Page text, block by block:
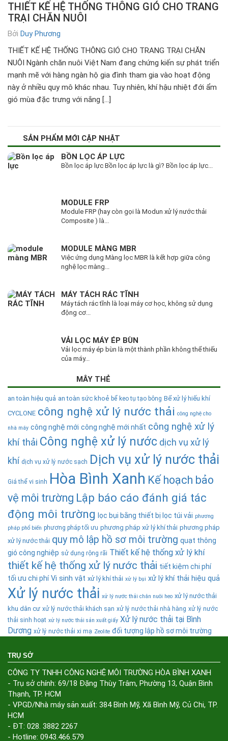
THIẾT KẾ HỆ THỐNG THÔNG GIÓ CHO TRANG
TRẠI CHĂN NUÔI
Bởi Duy Phương
THIẾT KẾ HỆ THỐNG THÔNG GIÓ CHO TRANG TRẠI CHĂN
NUÔI Ngành chăn nuôi Việt Nam đang chứng kiến sự phát triển
mạnh mẽ với hàng ngàn hộ gia đình tham gia vào hoạt động
này ở nhiều quy mô khác nhau. Tuy nhiên, khí hậu nhiệt đới ẩm
gió mùa đặc trưng với nắng […]
SẢN PHẨM MỚI CẬP NHẬT
BỒN LỌC ÁP LỰC
Bồn lọc áp lực Bồn lọc áp lực là gì? Bồn lọc áp lực...
MODULE FRP
Module FRP (hay còn gọi là Modun xử lý nước thải
Composite ) là...
MODULE MÀNG MBR
Việc ứng dụng Màng lọc MBR là kết hợp giữa công
nghệ lọc màng...
MÁY TÁCH RÁC TĨNH
Máy tách rác tĩnh là loại máy cơ học, không sử dụng
động cơ...
VẢI LỌC MÁY ÉP BÙN
Vải lọc máy ép bùn là một thành phần không thể thiếu
của máy...
MÂY THẺ
an toàn hiệu quả an toàn sức khoẻ bể keo tụ tạo bông Bể xử lý hiếu khí
CYCLONE công nghệ xử lý nước thải công nghệ cho
nhà máy công nghệ mới công nghệ mới nhất công nghệ xử lý
khí thải Công nghệ xử lý nước dịch vụ xử lý
khí dịch vụ xử lý nước sạch Dịch vụ xử lý nước thải
Giá thể vi sinh Hòa Bình Xanh Kế hoạch bảo
vệ môi trường Lập báo cáo đánh giá tác
động môi trường lọc bụi bằng thiết bị lọc túi vải phương
pháp phổ biến phương pháp tối ưu phương pháp xử lý khí thải phương pháp
xử lý nước thải quy mô lập hồ sơ môi trường quạt thông
gió công nghiệp sử dụng rộng rãi Thiết kế hệ thống xử lý khí
thiết kế hệ thống xử lý nước thải tiết kiệm chi phí
tối ưu chi phí Vi sinh vật xử lý khí thải xử lý bụi xử lý khí thải hiệu quả
Xử lý nước thải xử lý nước thải chăn nuôi heo xử lý nước thải
khu dân cư xử lý nước thải khách sạn xử lý nước thải nhà hàng xử lý nước
thải sinh hoạt xử lý nước thải sản xuất giấy Xử lý nước thải tại Bình
Dương xử lý nước thải xi mạ Zeolite đối tượng lập hồ sơ môi trường
TRỤ SỞ
CÔNG TY TNHH CÔNG NGHỆ MÔI TRƯỜNG HÒA BÌNH XANH
- Trụ sở chính: 69/18 Đặng Thùy Trâm, Phường 13, Quận Bình
Thạnh, TP. HCM
- VPGD/Nhà máy sản xuất: 384 Bình Mỹ, Xã Bình Mỹ, Củ Chi, TP.
HCM
- ĐT: 028. 3882 2267
- Hotline: 0943.466.579